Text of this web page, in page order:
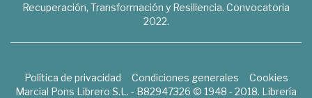
Recuperación, Transformación y Resiliencia. Convocatoria
2022.
Política de privacidad Condiciones generales
Cookies
Marcial Pons Librero S.L. - B82947326 © 1948 - 2018. Librería